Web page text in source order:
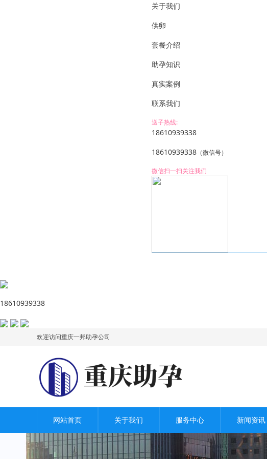
关于我们
供卵
套餐介绍
助孕知识
真实案例
联系我们
送子热线:
18610939338
18610939338 （微信号）
微信扫一扫关注我们
18610939338
欢迎访问重庆一邦助孕公司
网站首页 关于我们 服务中心 新闻资讯